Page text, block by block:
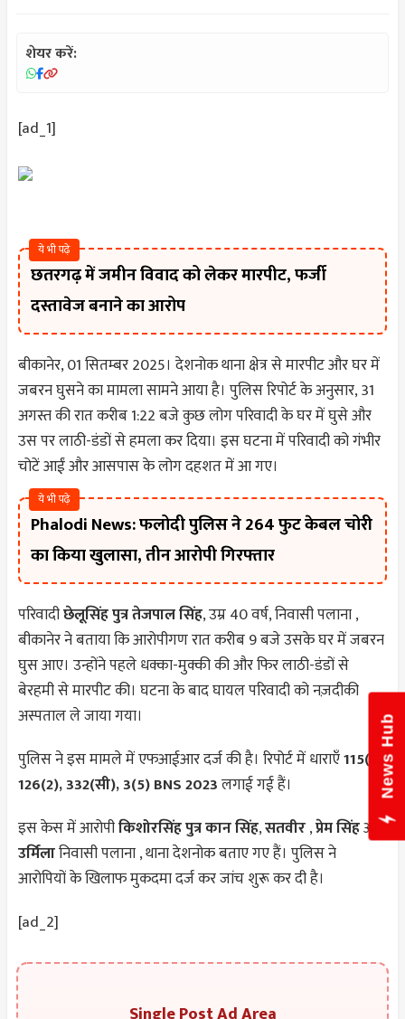
शेयर करें:
[ad_1]
ये भी पढ़े
छतरगढ़ में जमीन विवाद को लेकर मारपीट, फर्जी
दस्तावेज बनाने का आरोप
बीकानेर, 01 सितम्बर 2025। देशनोक थाना क्षेत्र से मारपीट और घर में
जबरन घुसने का मामला सामने आया है। पुलिस रिपोर्ट के अनुसार, 31
अगस्त की रात करीब 1:22 बजे कुछ लोग परिवादी के घर में घुसे और
उस पर लाठी-डंडों से हमला कर दिया। इस घटना में परिवादी को गंभीर
चोटें आईं और आसपास के लोग दहशत में आ गए।
ये भी पढ़े
Phalodi News: फलोदी पुलिस ने 264 फुट केबल चोरी
का किया खुलासा, तीन आरोपी गिरफ्तार
परिवादीछेलूसिंह पुत्र तेजपाल सिंह, उम्र 40 वर्ष, निवासी पलाना ,
बीकानेर ने बताया कि आरोपीगण रात करीब 9 बजे उसके घर में जबरन
घुस आए। उन्होंने पहले धक्का-मुक्की की और फिर लाठी-डंडों से
बेरहमी से मारपीट की। घटना के बाद घायल परिवादी को नज़दीकी
अस्पताल ले जाया गया।
पुलिस ने इस मामले में एफआईआर दर्ज की है। रिपोर्ट में धाराएँ115(2),
126(2), 332(सी), 3(5) BNS 2023लगाई गई हैं।
इस केस में आरोपीकिशोरसिंह पुत्र कान सिंह,सतवीर,प्रेम सिंहऔर
उर्मिलानिवासी पलाना , थाना देशनोक बताए गए हैं। पुलिस ने
आरोपियों के खिलाफ मुकदमा दर्ज कर जांच शुरू कर दी है।
[ad_2]
News Hub